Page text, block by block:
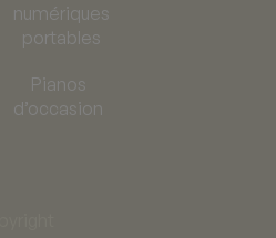
numériques
portables
Pianos
d’occasion